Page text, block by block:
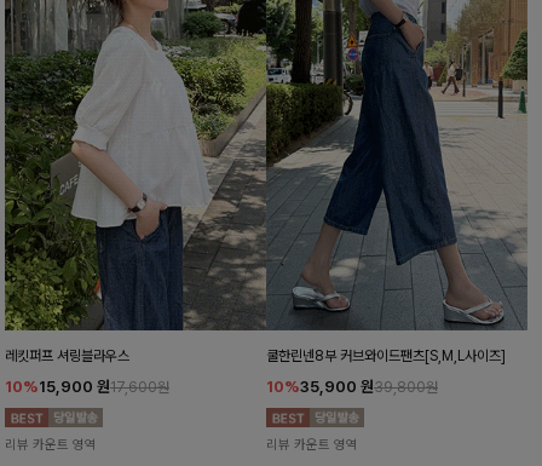
레킷퍼프 셔링블라우스
10%15,900 원17,600원
리뷰 카운트 영역
쿨한린넨8부 커브와이드팬츠[S,M,L사이즈]
10%35,900 원39,800원
리뷰 카운트 영역